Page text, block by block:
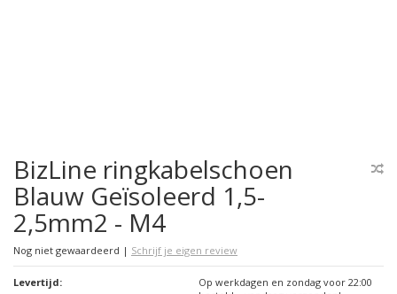
BizLine ringkabelschoen
Blauw Geïsoleerd 1,5-
2,5mm2 - M4
Nog niet gewaardeerd | Schrijf je eigen review
Levertijd:
Op werkdagen en zondag voor 22:00